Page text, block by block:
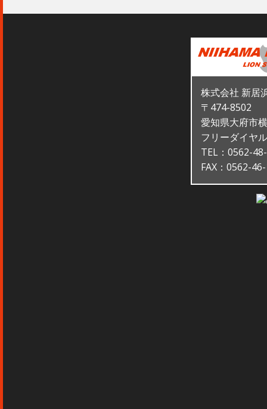
株式会社 新居
〒474-8502
愛知県大府市
フリーダイヤ
TEL：0562-
FAX：0562-